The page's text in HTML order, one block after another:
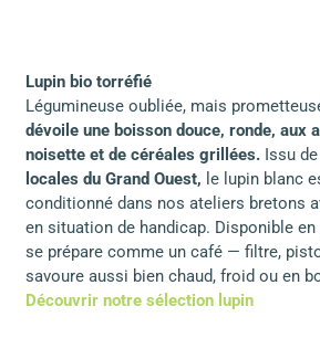
Lupin bio torréfié
Légumineuse oubliée, mais
dévoile une boisson douce, ronde, aux
noisette et de céréales grillées.Issu de
locales du Grand Ouest, le lupin blanc
conditionné dans nos ateliers bretons
en situation de handicap. Disponible en
se prépare comme un café — filtre,
savoure aussi bien chaud, froid ou en
Découvrir notre sélection lupin